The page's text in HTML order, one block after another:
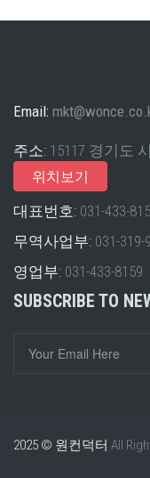
Email:
주소: 15117 경기도
위치보기
대표번호: 031-433-
무역사업부: 031-319-
영업부: 031-433-8159
SUBSCRIBE TO
2025 © 원컨덕터 All